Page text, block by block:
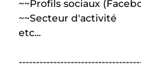
~~Profils sociaux
~~Secteur d'activité
etc...